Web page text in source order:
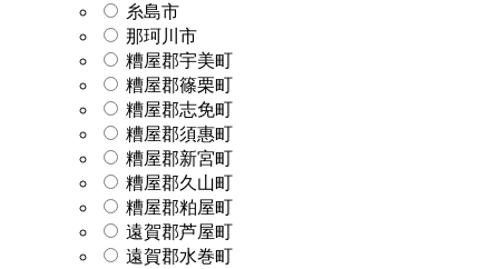
糸島市
那珂川市
糟屋郡宇美町
糟屋郡篠栗町
糟屋郡志免町
糟屋郡須惠町
糟屋郡新宮町
糟屋郡久山町
糟屋郡粕屋町
遠賀郡芦屋町
遠賀郡水巻町